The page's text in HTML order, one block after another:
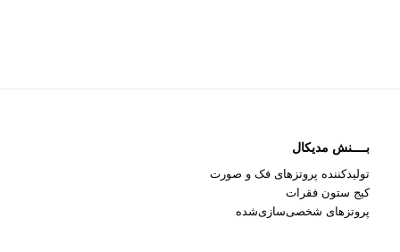
بــــنش مدیکال
تولیدکننده پروتزهای فک و صورت
کیج ستون فقرات
پروتزهای شخصی‌سازی‌شده